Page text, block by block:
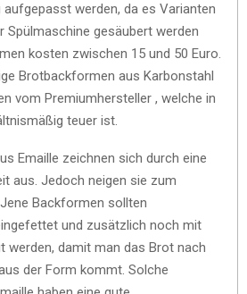
werden, da es Varianten
Spülmaschine gesäubert werden
kosten zwischen 15 und 50 Euro.
Brotbackformen aus Karbonstahl
vom Premiumhersteller , welche in
teuer ist.
Emaille zeichnen sich durch eine
aus. Jedoch neigen sie zum
Backformen sollten
und zusätzlich noch mit
werden, damit man das Brot nach
der Form kommt. Solche